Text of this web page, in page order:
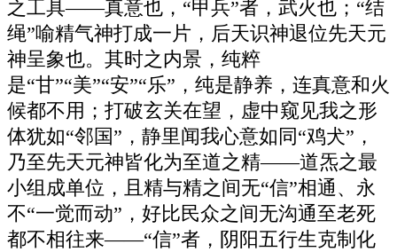
之工具――真意也，“甲兵”者，武火也；“结
绳”喻精气神打成一片，后天识神退位先天元
神呈象也。其时之内景，纯粹
是“甘”“美”“安”“乐”，纯是静养，连真意和火
候都不用；打破玄关在望，虚中窥见我之形
体犹如“邻国”，静里闻我心意如同“鸡犬”，
乃至先天元神皆化为至道之精――道炁之最
小组成单位，且精与精之间无“信”相通、永
不“一觉而动”，好比民众之间无沟通至老死
都不相往来――“信”者，阴阳五行生克制化